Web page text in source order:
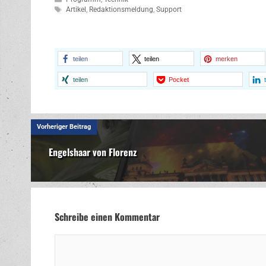
Schlagwörter
Artikel, Redaktionsmeldung,Support
teilen teilen merken
teilen Pocket
Vorheriger Beitrag
Engelshaar von Florenz
Schreibe einen Kommentar